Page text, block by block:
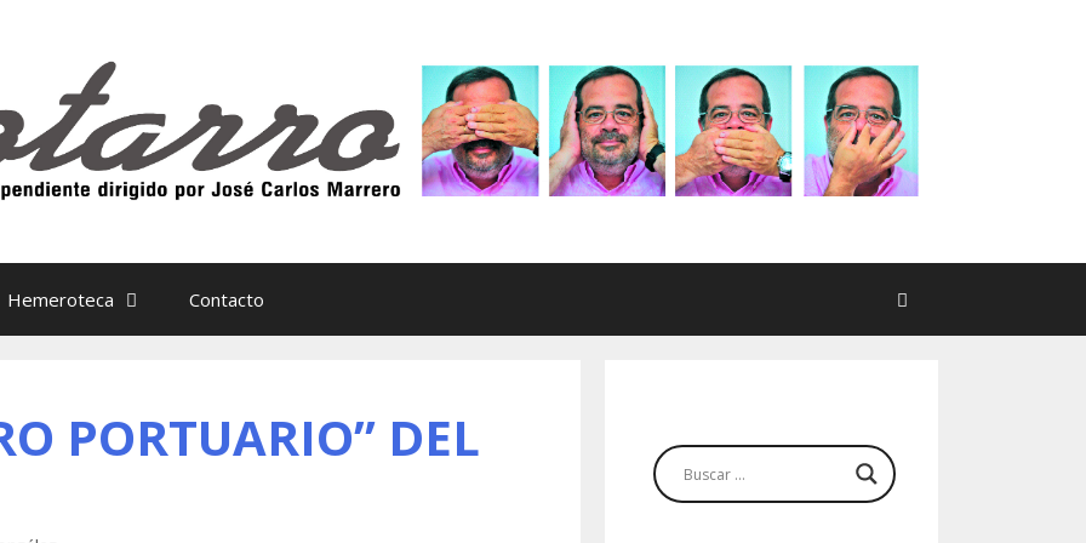
Hemeroteca Contacto
PORTUARIO” DEL